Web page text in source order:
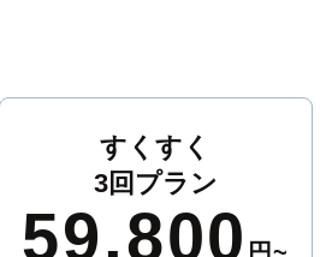
すくすく
3回プラン
59,800 円~